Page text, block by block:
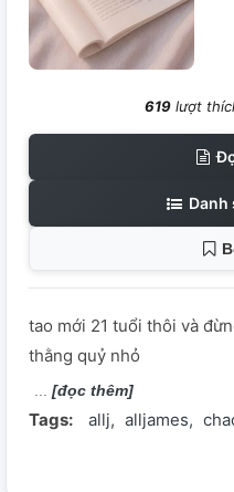
619 lượt
Danh
tao mới 21 tuổi thôi và
thằng quỷ nhỏ
[đọc thêm]
Tags: allj alljames